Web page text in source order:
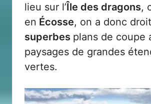
lieu sur l’Île des dragons,
en Écosse, on a donc
superbes plans de coupe
paysages de grandes
vertes.